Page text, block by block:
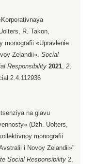
R. Takon,
monografii «Upravlenie
Zelandii». Social
Responsibility 2021, 2,
na glavu
(Dzh. Uolters,
monografii
i Novoy Zelandii»"
Social Responsibility 2,